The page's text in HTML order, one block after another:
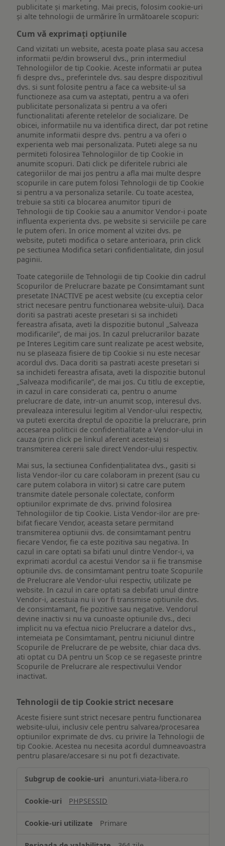
publicitate și marketing. Mai precis, folosim cookie-uri
și alte tehnologii de urmărire în următoarele scopuri:
Cum vă exprimați opțiunile
Cand vizitati un website, acesta poate plasa sau accesa
informatii pe/din browserul dvs., prin intermediul
Tehnologiilor de tip Cookie. Aceste informatii ar putea
fi despre dvs., preferintele dvs. sau despre dispozitivul
dvs. si sunt folosite pentru a face ca website-ul sa
functioneze asa cum va asteptati, pentru a va oferi
publicitate personalizata si pentru a va oferi
functionalitati aferente retelelor de socializare. De
obicei, informatiile nu va identifica direct, dar pot retine
anumite informatii despre dvs. pentru a va oferi o
experienta web mai personalizata. Puteti alege sa nu
permiteti folosirea Tehnologiilor de tip Cookie in
anumite scopuri. Dati click pe diferitele rubrici ale
categoriilor de mai jos pentru a afla mai multe despre
scopurile in care putem folosi Tehnologii de tip Cookie
si pentru a va personaliza setarile. Cu toate acestea,
trebuie sa stiti ca blocarea anumitor tipuri de
Tehnologii de tip Cookie sau a anumitor Vendor-i poate
influenta experienta dvs. pe website si serviciile pe care
le putem oferi. In orice moment al vizitei dvs. pe
website, puteti modifica o setare anterioara, prin click
pe sectiunea Modifica setari confidentialitate, din josul
paginii.
Toate categoriile de Tehnologii de tip Cookie din cadrul
Scopurilor de Prelucrare bazate pe Consimtamant sunt
presetate INACTIVE pe acest website (cu exceptia celor
strict necesare pentru functionarea website-ului). Daca
doriti sa pastrati aceste presetari si sa inchideti
fereastra afisata, aveti la dispozitie butonul „Salveaza
modificarile”, de mai jos. In cazul prelucrarilor bazate
pe Interes Legitim care sunt realizate pe acest website,
nu se plaseaza fisiere de tip Cookie si nu este necesar
acordul dvs. Daca doriti sa pastrati aceste presetari si
sa inchideti fereastra afisata, aveti la dispozitie butonul
„Salveaza modificarile”, de mai jos. Cu titlu de exceptie,
in cazul in care considerati ca, pentru o anume
prelucrare de date, intr-un anumit scop, interesul dvs.
prevaleaza interesului legitim al Vendor-ului respectiv,
va puteti exercita dreptul de opozitie la prelucrare, prin
accesarea politicii de confidentialitate a Vendor-ului in
cauza (prin click pe linkul aferent acesteia) si
transmiterea cererii sale direct Vendor-ului respectiv.
Mai sus, la sectiunea Confidențialitatea dvs., gasiti si
lista Vendor-ilor cu care colaboram in prezent (sau cu
care putem colabora in viitor) si catre care putem
transmite datele personale colectate, conform
optiunilor exprimate de dvs. privind folosirea
Tehnologiilor de tip Cookie. Lista Vendor-ilor are pre-
bifat fiecare Vendor, aceasta setare permitand
transmiterea optiunii dvs. de consimtamant pentru
fiecare Vendor, fie ca este pozitiva sau negativa. In
cazul in care optati sa bifati unul dintre Vendor-i, va
exprimati acordul ca acestui Vendor sa ii fie transmise
optiunile dvs. de consimtamant pentru toate Scopurile
de Prelucrare ale Vendor-ului respectiv, utilizate pe
website. In cazul in care optati sa debifati unul dintre
Vendor-i, acestuia nu ii vor fi transmise optiunile dvs.
de consimtamant, fie pozitive sau negative. Vendorul
devine inactiv si nu va cunoaste optiunile dvs., deci
implicit nu va efectua nicio Prelucrare a datelor dvs.,
intemeiata pe Consimtamant, pentru niciunul dintre
Scopurile de Prelucrare de pe website, chiar daca dvs.
ati optat cu DA pentru un Scop ce se regaseste printre
Scopurile de Prelucrare ale respectivului Vendor
inactivat.
Tehnologii de tip Cookie strict necesare
Aceste fisiere sunt strict necesare pentru functionarea
website-ului, inclusiv cele pentru salvarea/procesarea
optiunilor exprimate de dvs. cu privire la Tehnologii de
tip Cookie. Acestea nu necesita acordul dumneavoastra
pentru plasare/accesare si nu pot fi dezactivate.
de
Cookie
necesare
anunturi.viata-libera.ro
PHPSESSID
Primare